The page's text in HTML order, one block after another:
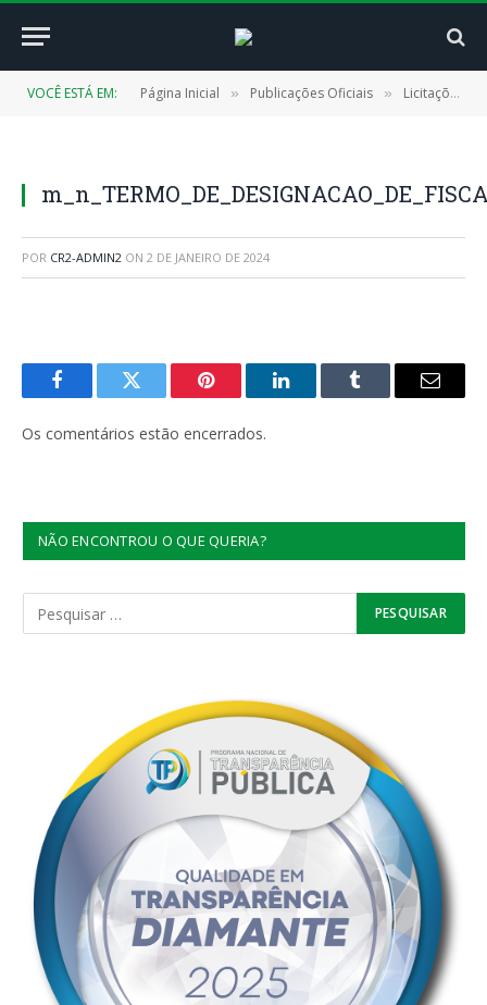
VOCÊ ESTÁ EM: Página Inicial » Publicações Oficiais » Licitações
POR CR2-ADMIN2 ON 2 DE JANEIRO DE 2024
FacebookTwitter Pinterest LinkedInTumblr
E-
Os comentários estão encerrados.
NÃO ENCONTROU O QUE QUERIA?